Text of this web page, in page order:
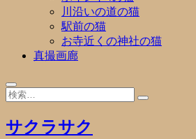
川沿いの道の猫
駅前の猫
お寺近くの神社の猫
真撮画廊
サクラサク